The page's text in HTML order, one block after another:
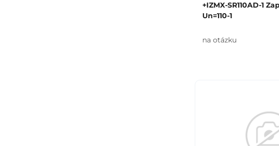
+IZMX-SR110AD-1
Un=110-1
na otázku